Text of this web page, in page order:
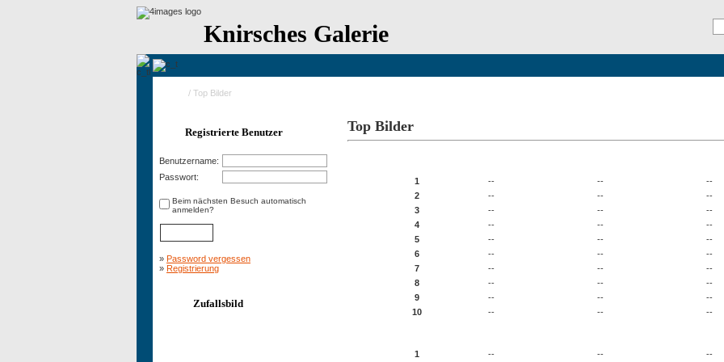
Knirsches Galerie
/ Top Bilder
Registrierte Benutzer
Benutzername:
Passwort:
Beim nächsten Besuch automatisch
anmelden?
» Password vergessen
» Registrierung
Zufallsbild
Top Bilder
1 -- -- --
2
-- -- --
3
-- -- --
4
-- -- --
5
-- -- --
6
-- -- --
7
-- -- --
8
-- -- --
9
-- -- --
10
-- -- --
1 -- -- --